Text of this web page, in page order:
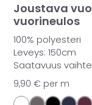
Joustava
vuorineulos
100% polyesteri
Leveys: 150cm
Saatavuus
9,90€ per m